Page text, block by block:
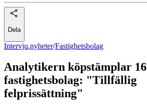
Dela
Intervju,nyheter/Fastighetsbolag
Analytikern köpstämplar 16
fastighetsbolag: "Tillfällig
felprissättning"